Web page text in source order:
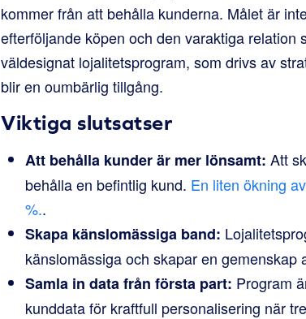
kommer från att behålla kunderna. Målet är
efterföljande köpen och den varaktiga
väldesignat lojalitetsprogram, som drivs av
blir en oumbärlig tillgång.
Viktiga slutsatser
Att behålla kunder är mer lönsamt: Att
behålla en befintlig kund. En liten ökning
%..
Skapa känslomässiga band:
känslomässiga och skapar en gemenskap
Samla in data från första part: Program
kunddata för kraftfull personalisering när